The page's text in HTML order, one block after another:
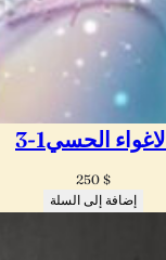
الاغواء الحسي1-3
250 $
إضافة إلى السلة